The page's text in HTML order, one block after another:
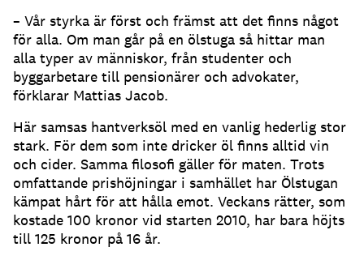
– Vår styrka är först och främst att det finns något
för alla. Om man går på en ölstuga så hittar man
alla typer av människor, från studenter och
byggarbetare till pensionärer och advokater,
förklarar Mattias Jacob.
Här samsas hantverksöl med en vanlig hederlig stor
stark. För dem som inte dricker öl finns alltid vin
och cider. Samma filosofi gäller för maten. Trots
omfattande prishöjningar i samhället har Ölstugan
kämpat hårt för att hålla emot. Veckans rätter, som
kostade 100 kronor vid starten 2010, har bara höjts
till 125 kronor på 16 år.